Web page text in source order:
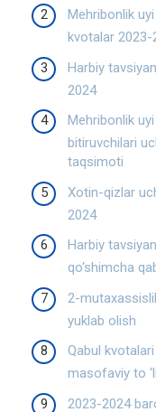
Mehribonlik
kvotalar 2023-
Harbiy
2024
Mehribonlik
bitiruvchilari
taqsimoti
Xotin-qizlar
2024
Harbiy
qo‘shimcha
2-
yuklab olish
Qabul
masofaviy to
2023-2024